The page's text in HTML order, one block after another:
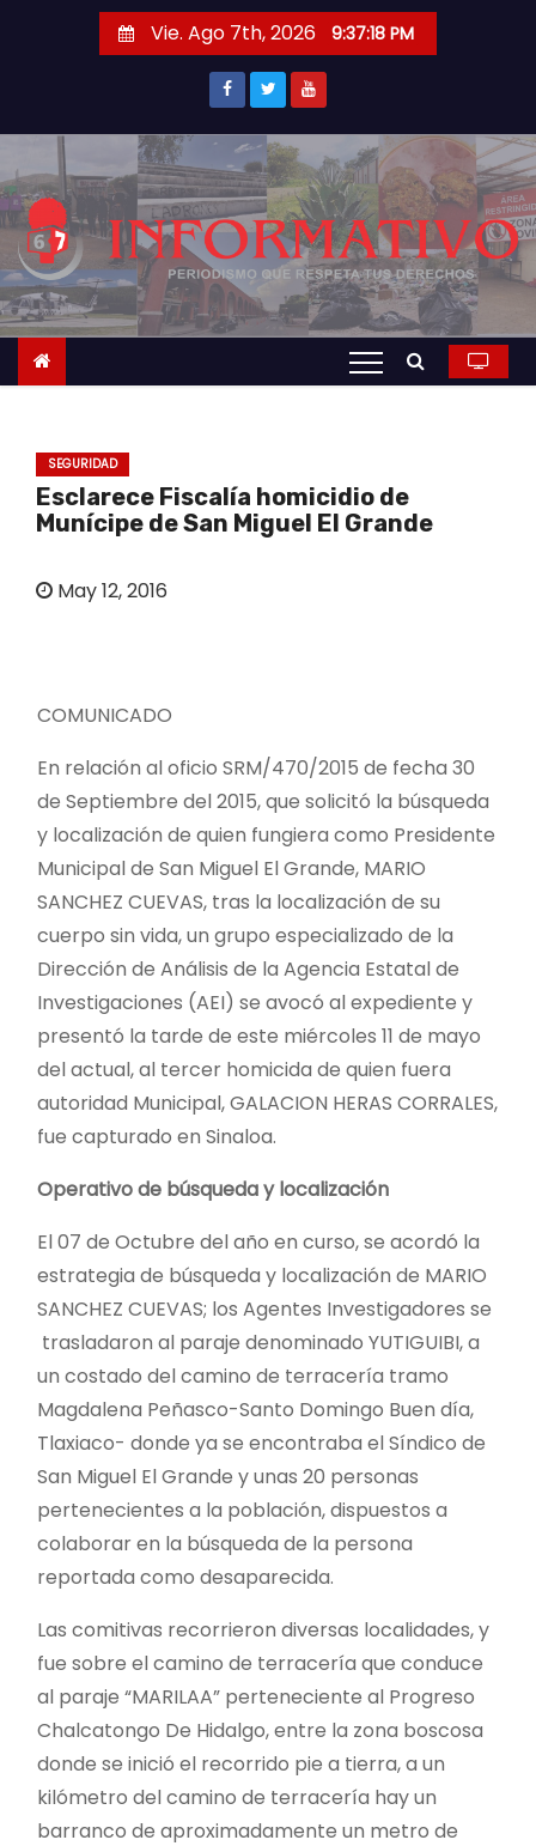
r
a
c
o
t
Vie. Ago 7th, 2026 9:37:19 PM
SEGURIDAD
Esclarece Fiscalía homicidio de
Munícipe de San Miguel El Grande
May 12, 2016
COMUNICADO
En relación al oficio SRM/470/2015 de fecha 30
de Septiembre del 2015, que solicitó la búsqueda
y localización de quien fungiera como Presidente
Municipal de San Miguel El Grande, MARIO
SANCHEZ CUEVAS, tras la localización de su
cuerpo sin vida, un grupo especializado de la
Dirección de Análisis de la Agencia Estatal de
Investigaciones (AEI) se avocó al expediente y
presentó la tarde de este miércoles 11 de mayo
del actual, al tercer homicida de quien fuera
autoridad Municipal, GALACION HERAS CORRALES,
fue capturado en Sinaloa.
Operativo de búsqueda y localización
El 07 de Octubre del año en curso, se acordó la
estrategia de búsqueda y localización de MARIO
SANCHEZ CUEVAS; los Agentes Investigadores se
trasladaron al paraje denominado YUTIGUIBI, a
un costado del camino de terracería tramo
Magdalena Peñasco-Santo Domingo Buen día,
Tlaxiaco- donde ya se encontraba el Síndico de
San Miguel El Grande y unas 20 personas
pertenecientes a la población, dispuestos a
colaborar en la búsqueda de la persona
reportada como desaparecida.
Las comitivas recorrieron diversas localidades, y
fue sobre el camino de terracería que conduce
al paraje “MARILAA” perteneciente al Progreso
Chalcatongo De Hidalgo, entre la zona boscosa
donde se inició el recorrido pie a tierra, a un
kilómetro del camino de terracería hay un
barranco de aproximadamente un metro de